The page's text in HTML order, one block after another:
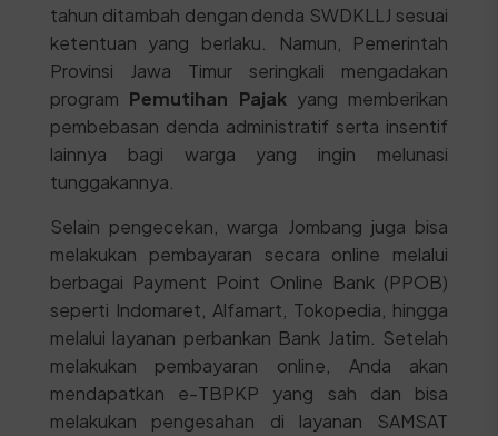
tahun ditambah dengan denda SWDKLLJ sesuai
ketentuan yang berlaku. Namun, Pemerintah
Provinsi Jawa Timur seringkali mengadakan
program Pemutihan Pajakyang memberikan
pembebasan denda administratif serta insentif
lainnya bagi warga yang ingin melunasi
tunggakannya.
Selain pengecekan, warga Jombang juga bisa
melakukan pembayaran secara online melalui
berbagai Payment Point Online Bank (PPOB)
seperti Indomaret, Alfamart, Tokopedia, hingga
melalui layanan perbankan Bank Jatim. Setelah
melakukan pembayaran online, Anda akan
mendapatkan e-TBPKP yang sah dan bisa
melakukan pengesahan di layanan SAMSAT